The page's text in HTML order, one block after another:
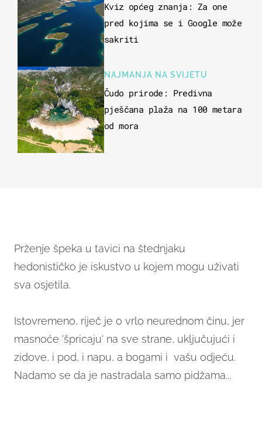
Kviz općeg znanja: Za one
pred kojima se i Google može
sakriti
NAJMANJA NA SVIJETU
Čudo prirode: Predivna
pješčana plaža na 100 metara
od mora
Prženje špeka u tavici na štednjaku
hedonističko je iskustvo u kojem mogu uživati
sva osjetila.
Istovremeno, riječ je o vrlo neurednom činu, jer
masnoće 'špricaju' na sve strane, uključujući i
zidove, i pod, i napu, a bogami i vašu odjeću.
Nadamo se da je nastradala samo pidžama...